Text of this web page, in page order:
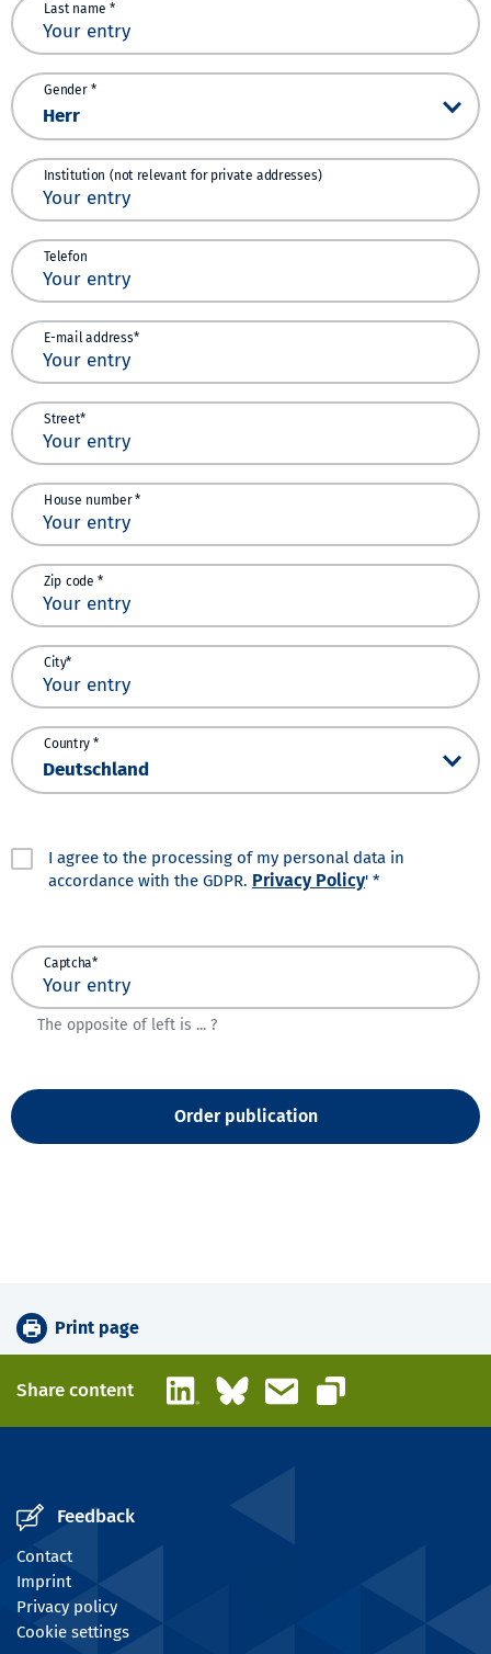
Last name *
Gender *
Institution (not relevant for private addresses)
Telefon
E-mail address*
Street*
House number *
Zip code *
City*
Country *
I agree to the processing of my personal data in
accordance with the GDPR. Privacy Policy' *
Captcha*
The opposite of left is ... ?
Order publication
Print page
Share content LinkedInBlueskyEmail
Copy link
Feedback
Contact
Imprint
Privacy policy
Cookie settings